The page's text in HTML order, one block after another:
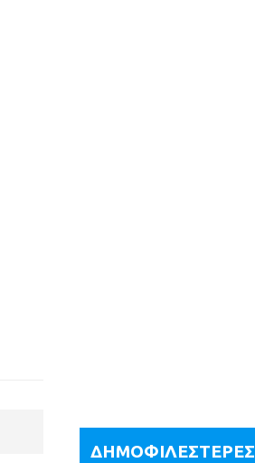
ΔΗΜΟΦΙΛΕΣΤΕΡΕΣ